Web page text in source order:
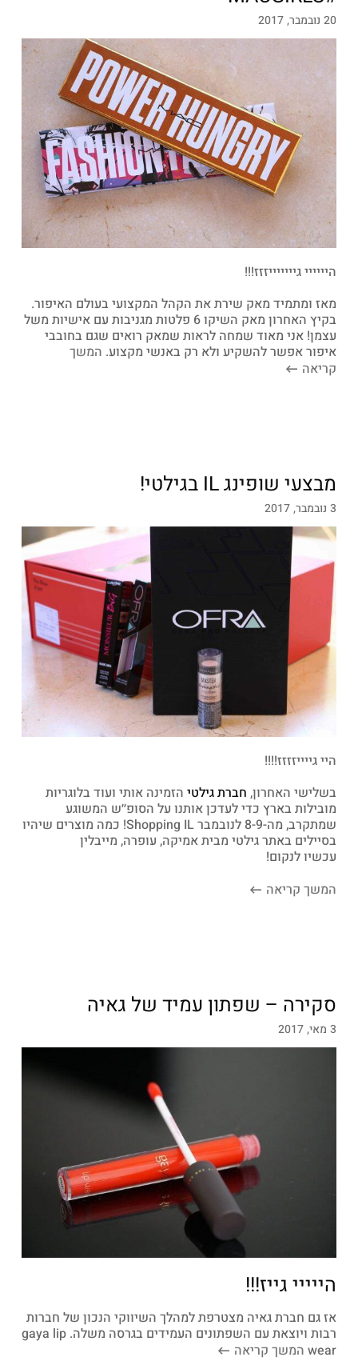
20 נובמבר, 2017
היייייי גיייייייזזז!!!
מאז ומתמיד מאק שירת את הקהל המקצועי בעולם האיפור.
בקיץ האחרון מאק השיקו 6 פלטות מגניבות עם אישיות משל
עצמן! אני מאוד שמחה לראות שמאק רואים שגם בחובבי
איפור אפשר להשקיע ולא רק באנשי מקצוע. המשך
קריאה
מבצעי שופינג IL בגילטי!
3 נובמבר, 2017
היי גייייזזזז!!!!
בשלישי האחרון, חברת גילטי הזמינה אותי ועוד בלוגריות
מובילות בארץ כדי לעדכן אותנו על הסופ׳׳ש המשוגע
שמתקרב, מה-8-9 לנובמבר Shopping IL! כמה מוצרים שיהיו
בסיילים באתר גילטי מבית אמיקה, עופרה, מייבלין
עכשיו לנקום!
המשך קריאה
סקירה – שפתון עמיד של גאיה
3 מאי, 2017
הייייי גייז!!!
אז גם חברת גאיה מצטרפת למהלך השיווקי הנכון של חברות
רבות ויוצאת עם השפתונים העמידים בגרסה משלה. gaya lip
wear המשך קריאה